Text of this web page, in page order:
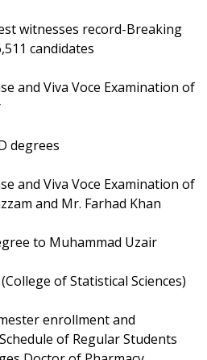
witnesses record-Breaking
candidates
and Viva Voce Examination of
degrees
and Viva Voce Examination of
and Mr. Farhad Khan
to Muhammad Uzair
of Statistical Sciences)
enrollment and
of Regular Students